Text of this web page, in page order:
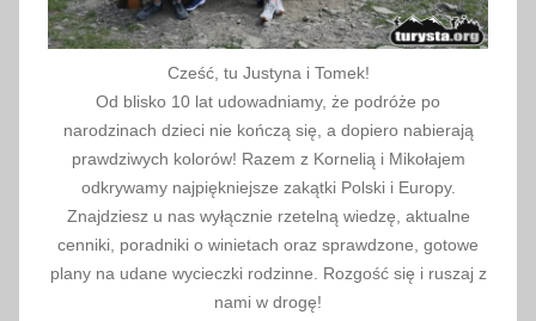
Cześć, tu Justyna i Tomek!
Od blisko 10 lat udowadniamy, że podróże po
narodzinach dzieci nie kończą się, a dopiero nabierają
prawdziwych kolorów! Razem z Kornelią i Mikołajem
odkrywamy najpiękniejsze zakątki Polski i Europy.
Znajdziesz u nas wyłącznie rzetelną wiedzę, aktualne
cenniki, poradniki o winietach oraz sprawdzone, gotowe
plany na udane wycieczki rodzinne. Rozgość się i ruszaj z
nami w drogę!